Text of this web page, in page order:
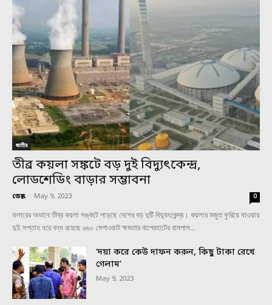
জাতীয়
তীব্র কয়লা সঙ্কটে বড় দুই বিদ্যুৎকেন্দ্র,
লোডশেডিং বাড়ার সম্ভাবনা
ডেস্ক - May 9, 2023 0
ডলারের অভাবে তীব্র কয়লা সঙ্কটে পড়েছে দেশের বড় দুটি বিদ্যুৎকেন্দ্র। কয়লার মজুত ফুরিয়ে যাওয়ায়
দুই সপ্তাহ ধরে বন্ধ রয়েছে ৬৬০ মেগাওয়াট ক্ষমতার বাগেরহাটের রামপাল...
‘দয়া করে কেউ দাফন করুন, কিছু টাকা রেখে
গেলাম’
May 9, 2023